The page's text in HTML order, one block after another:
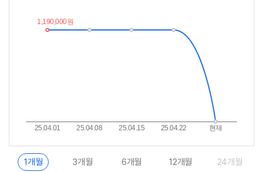
이
란?
1개월 3개월 6개월 12개월 24개월